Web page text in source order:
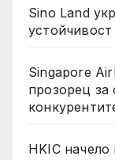
Sino Land
Singapore
прозорец за
HKIC начело